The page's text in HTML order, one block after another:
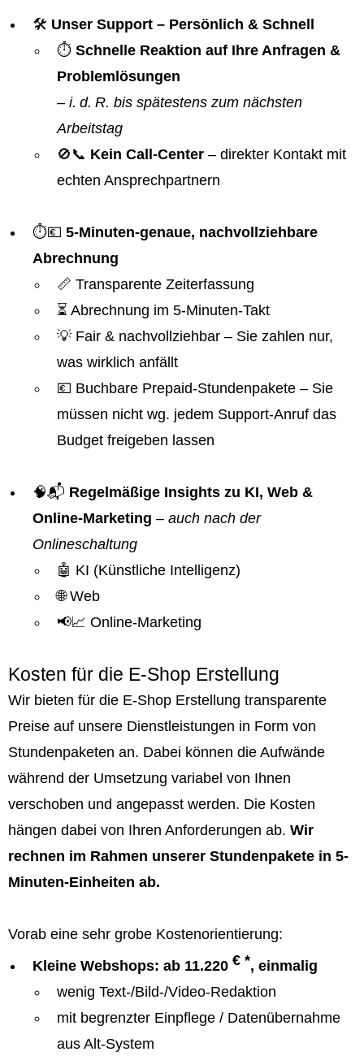
🛠️ Unser Support – Persönlich & Schnell
⏱️ Schnelle Reaktion auf Ihre Anfragen &
Problemlösungen
– i. d. R. bis spätestens zum nächsten
Arbeitstag
🚫📞 Kein Call-Center – direkter Kontakt mit
echten Ansprechpartnern
⏱️💶 5-Minuten-genaue, nachvollziehbare
Abrechnung
📏 Transparente Zeiterfassung
⏳ Abrechnung im 5-Minuten-Takt
💡 Fair & nachvollziehbar – Sie zahlen nur,
was wirklich anfällt
💶 Buchbare Prepaid-Stundenpakete – Sie
müssen nicht wg. jedem Support-Anruf das
Budget freigeben lassen
🧠📬 Regelmäßige Insights zu KI, Web &
Online-Marketing – auch nach der
Onlineschaltung
🤖 KI (Künstliche Intelligenz)
🌐 Web
📢📈 Online-Marketing
Kosten für die E-Shop Erstellung
Wir bieten für die E-Shop Erstellung transparente
Preise auf unsere Dienstleistungen in Form von
Stundenpaketen an. Dabei können die Aufwände
während der Umsetzung variabel von Ihnen
verschoben und angepasst werden. Die Kosten
hängen dabei von Ihren Anforderungen ab. Wir
rechnen im Rahmen unserer Stundenpakete in 5-
Minuten-Einheiten ab.
Vorab eine sehr grobe Kostenorientierung:
Kleine Webshops: ab 11.220 € *, einmalig
wenig Text-/Bild-/Video-Redaktion
mit begrenzter Einpflege / Datenübernahme
aus Alt-System